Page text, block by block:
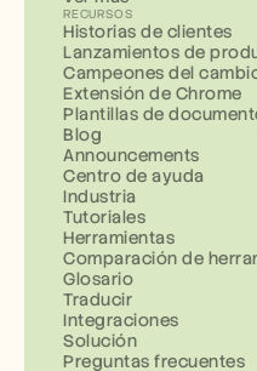
RECURSOS
Historias de clientes
Lanzamientos de
Campeones del
Extensión de Chrome
Plantillas de
Blog
Announcements
Centro de ayuda
Industria
Tutoriales
Herramientas
Comparación de
Glosario
Traducir
Integraciones
Solución
Preguntas frecuentes